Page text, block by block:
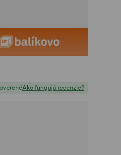
Ako fungujú recenzie?